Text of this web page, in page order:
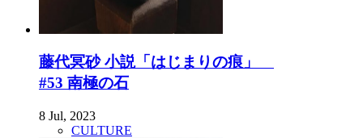
藤代冥砂 小説「はじまりの痕」
#53 南極の石
8 Jul, 2023
CULTURE